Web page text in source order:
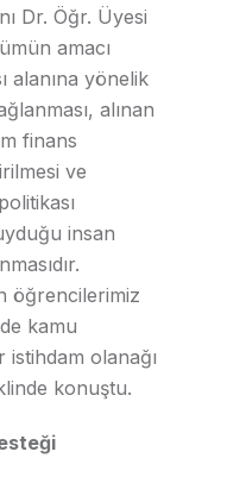
Dr. Öğr. Üyesi
amacı
alanına yönelik
alınan
finans
ve
insan
öğrencilerimiz
kamu
istihdam olanağı
konuştu.